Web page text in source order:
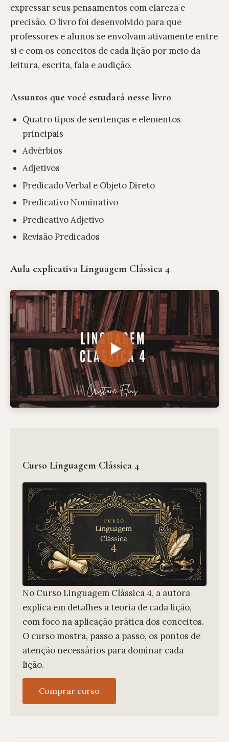
expressar seus pensamentos com clareza e
precisão. O livro foi desenvolvido para que
professores e alunos se envolvam ativamente entre
si e com os conceitos de cada lição por meio da
leitura, escrita, fala e audição.
Assuntos que você estudará nesse livro
Quatro tipos de sentenças e elementos
principais
Advérbios
Adjetivos
Predicado Verbal e Objeto Direto
Predicativo Nominativo
Predicativo Adjetivo
Revisão Predicados
Aula explicativa Linguagem Clássica 4
Curso Linguagem Clássica 4
No Curso Linguagem Clássica 4, a autora
explica em detalhes a teoria de cada lição,
com foco na aplicação prática dos conceitos.
O curso mostra, passo a passo, os pontos de
atenção necessários para dominar cada
lição.
Comprar curso